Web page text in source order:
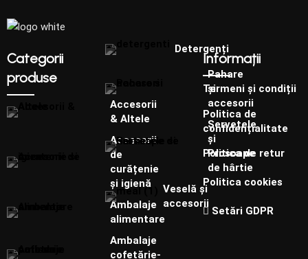
Categorii
produse
Accesorii
& Altele
Accesorii
de
curățenie
și igienă
Ambalaje
alimentare
Ambalaje
cofetărie-
Detergenți
Pahare
și
accesorii
Șervețele
și
Prosoape
de hârtie
Veselă și
accesorii
Informații
Termeni și condiții
Politica de
confidențialitate
Politica de retur
Politica cookies
Setări GDPR